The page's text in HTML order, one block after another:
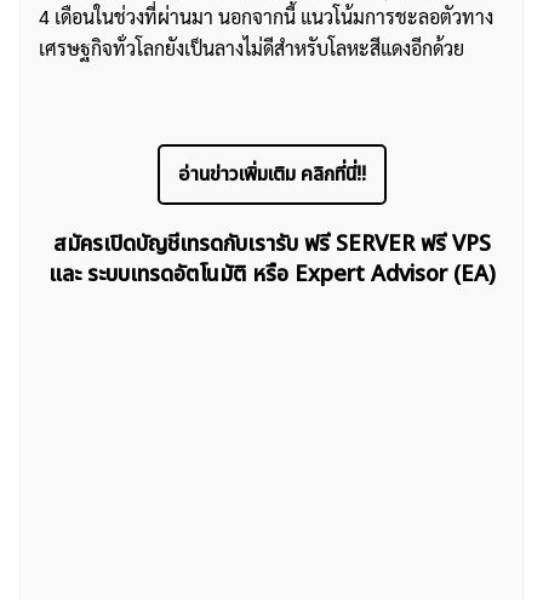
4 เดือนในช่วงที่ผ่านมา นอกจากนี้ แนวโน้มการชะลอตัวทาง
เศรษฐกิจทั่วโลกยังเป็นลางไม่ดีสำหรับโลหะสีแดงอีกด้วย
อ่านข่าวเพิ่มเติม คลิกที่นี่!!
สมัครเปิดบัญชีเทรดกับเรารับ ฟรี SERVER ฟรี VPS
และ ระบบเทรดอัตโนมัติ หรือ Expert Advisor (EA)